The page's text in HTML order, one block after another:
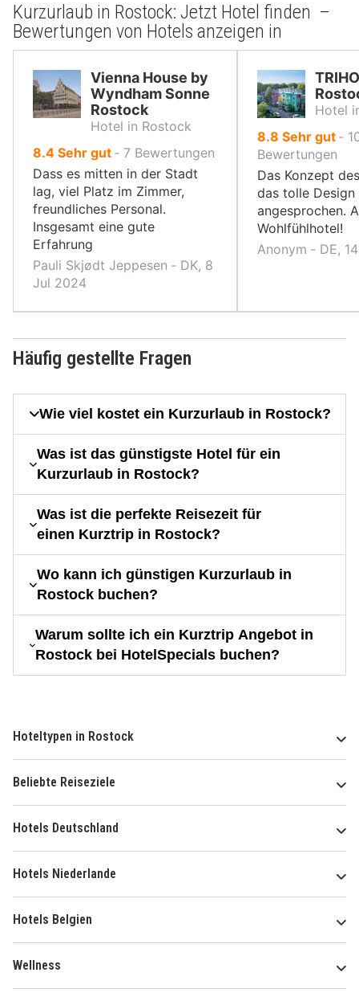
Kurzurlaub in Rostock: Jetzt Hotel finden –
Bewertungen von Hotels anzeigen in
Vienna House by
Wyndham Sonne
Rostock
Hotel in Rostock
8.4von
10,
Sehr gut ‐ 7 Bewertungen
Dass es mitten in der Stadt
lag, viel Platz im Zimmer,
freundliches Personal.
Insgesamt eine gute
Erfahrung
Pauli Skjødt Jeppesen ‐ DK, 8
Jul 2024
Hotel
8.8 von
10,
Sehr gut ‐
Bewertungen
Das Konzept
das tolle Design
angesprochen.
Wohlfühlhotel!
Anonym ‐ DE,
Häufig gestellte Fragen
Wie viel kostet ein Kurzurlaub in Rostock?
Was ist das günstigste Hotel für ein
Kurzurlaub in Rostock?
Was ist die perfekte Reisezeit für
einen Kurztrip in Rostock?
Wo kann ich günstigen Kurzurlaub in
Rostock buchen?
Warum sollte ich ein Kurztrip Angebot in
Rostock bei HotelSpecials buchen?
Hoteltypen in Rostock
Beliebte Reiseziele
Hotels Deutschland
Hotels Niederlande
Hotels Belgien
Wellness